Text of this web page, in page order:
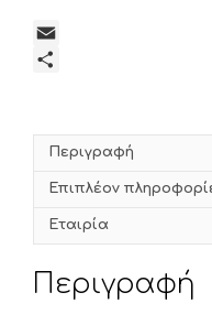
T
w
t
E
iι
τ
ε
ί
Περιγραφή
Επιπλέον
Εταιρία
Περιγραφή